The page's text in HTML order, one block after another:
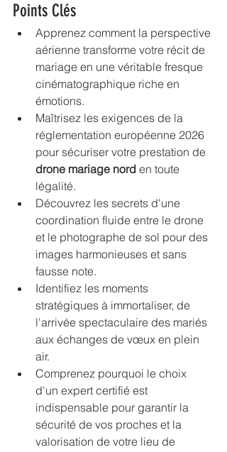
Points Clés
Apprenez comment la perspective
aérienne transforme votre récit de
mariage en une véritable fresque
cinématographique riche en
émotions.
Maîtrisez les exigences de la
réglementation européenne 2026
pour sécuriser votre prestation de
drone mariage nord en toute
légalité.
Découvrez les secrets d'une
coordination fluide entre le drone
et le photographe de sol pour des
images harmonieuses et sans
fausse note.
Identifiez les moments
stratégiques à immortaliser, de
l'arrivée spectaculaire des mariés
aux échanges de vœux en plein
air.
Comprenez pourquoi le choix
d'un expert certifié est
indispensable pour garantir la
sécurité de vos proches et la
valorisation de votre lieu de